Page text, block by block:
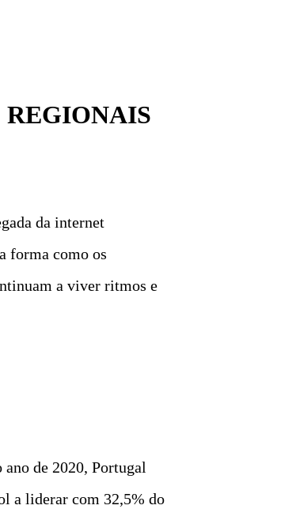
da internet
forma como os
a viver ritmos e
de 2020, Portugal
a liderar com 32,5% do